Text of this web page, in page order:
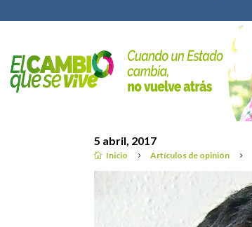
 Inicio 5 Artículos de opinión 5
EL CENIT
5 abril, 2017